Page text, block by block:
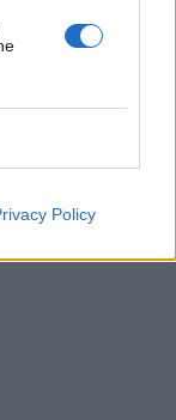
Policy